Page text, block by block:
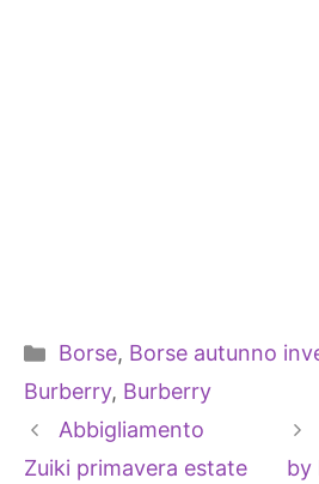
Categorie
Borse, Borse autunno
Burberry, Burberry
Abbigliamento
Zuiki primavera estate
by